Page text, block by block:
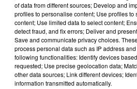
Julien Lieb
dans son nouveau
Madonna sort enfin
Sensation » avec
of data from different sources; Develop and
profiles to personalise content; Use profiles to
content; Use limited data to select content;
detect fraud, and fix errors; Deliver and
Save and communicate privacy choices.
process personal data such as IP address
following functionalities: Identify devices
requested; Use precise geolocation data;
other data sources; Link different devices;
information transmitted automatically.